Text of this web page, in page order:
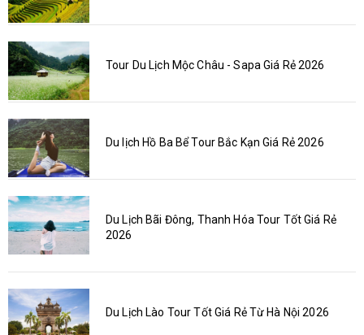
Tour Du Lịch Mộc Châu - Sapa Giá Rẻ 2026
Du lịch Hồ Ba Bể Tour Bắc Kạn Giá Rẻ 2026
Du Lịch Bãi Đông, Thanh Hóa Tour Tốt Giá Rẻ
2026
Du Lịch Lào Tour Tốt Giá Rẻ Từ Hà Nội 2026